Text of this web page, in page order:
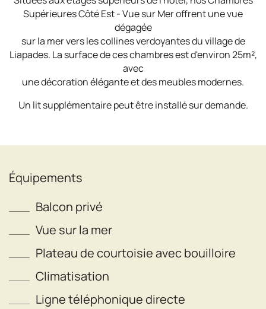
Supérieures Côté Est - Vue sur Mer offrent une vue
dégagée
sur la mer vers les collines verdoyantes du village de
Liapades. La surface de ces chambres est d'environ 25m²,
avec
une décoration élégante et des meubles modernes.
Un lit supplémentaire peut être installé sur demande.
Équipements
Balcon privé
Vue sur la mer
Plateau de courtoisie avec bouilloire
Climatisation
Ligne téléphonique directe